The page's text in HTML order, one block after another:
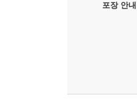
포장 안내